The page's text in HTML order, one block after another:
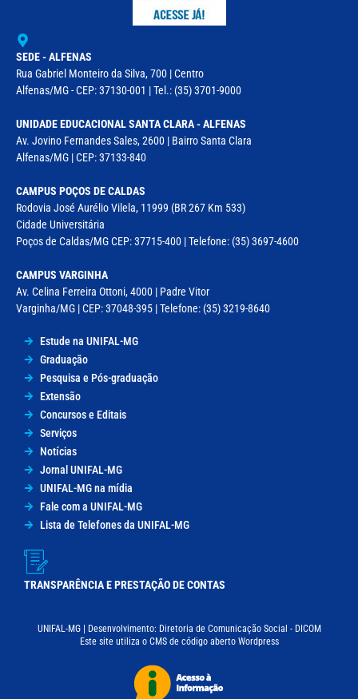
SEDE - ALFENAS
Rua Gabriel Monteiro da Silva, 700 | Centro
Alfenas/MG - CEP: 37130-001 | Tel.: (35) 3701-9000
UNIDADE EDUCACIONAL SANTA CLARA - ALFENAS
Av. Jovino Fernandes Sales, 2600 | Bairro Santa Clara
Alfenas/MG | CEP: 37133-840
CAMPUS POÇOS DE CALDAS
Rodovia José Aurélio Vilela, 11999 (BR 267 Km 533)
Cidade Universitária
Poços de Caldas/MG CEP: 37715-400 | Telefone: (35) 3697-4600
CAMPUS VARGINHA
Av. Celina Ferreira Ottoni, 4000 | Padre Vitor
Varginha/MG | CEP: 37048-395 | Telefone: (35) 3219-8640
Estude na UNIFAL-MG
Graduação
Pesquisa e Pós-graduação
Extensão
Concursos e Editais
Serviços
Notícias
Jornal UNIFAL-MG
UNIFAL-MG na mídia
Fale com a UNIFAL-MG
Lista de Telefones da UNIFAL-MG
TRANSPARÊNCIA E PRESTAÇÃO DE CONTAS
UNIFAL-MG | Desenvolvimento: Diretoria de Comunicação Social - DICOM
Este site utiliza o CMS de código aberto Wordpress